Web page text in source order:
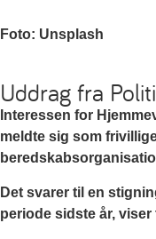
Foto: Unsplash
Uddrag fra
Interessen for
meldte sig som
Det svarer til en
periode sidste år,